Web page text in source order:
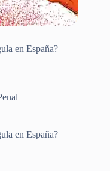
en España?
en España?